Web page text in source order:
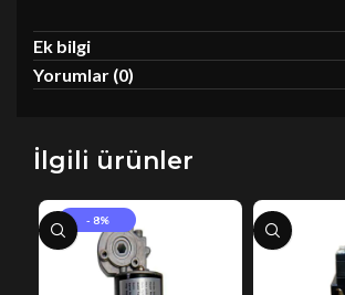
Ek bilgi
Yorumlar (0)
İlgili ürünler
- 8%